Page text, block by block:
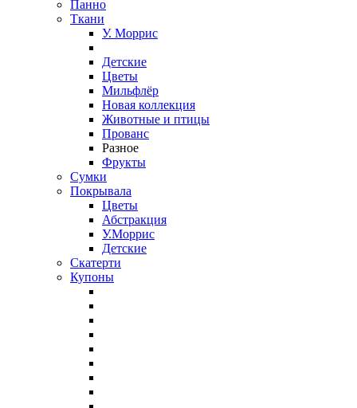
Панно
Ткани
У. Моррис
Детские
Цветы
Мильфлёр
Новая коллекция
Животные и птицы
Прованс
Разное
Фрукты
Сумки
Покрывала
Цветы
Абстракция
У.Моррис
Детские
Скатерти
Купоны